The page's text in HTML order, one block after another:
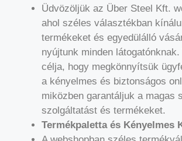
Üdvözöljük az Über Steel Kft.
ahol széles választékban
termékeket és egyedülálló
nyújtunk minden
célja, hogy megkönnyítsük
a kényelmes és biztonságos
miközben garantáljuk a magas
szolgáltatást és termékeket.
Termékpaletta és Kényelmes